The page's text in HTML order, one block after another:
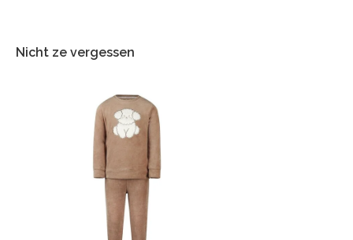
Nicht ze vergessen